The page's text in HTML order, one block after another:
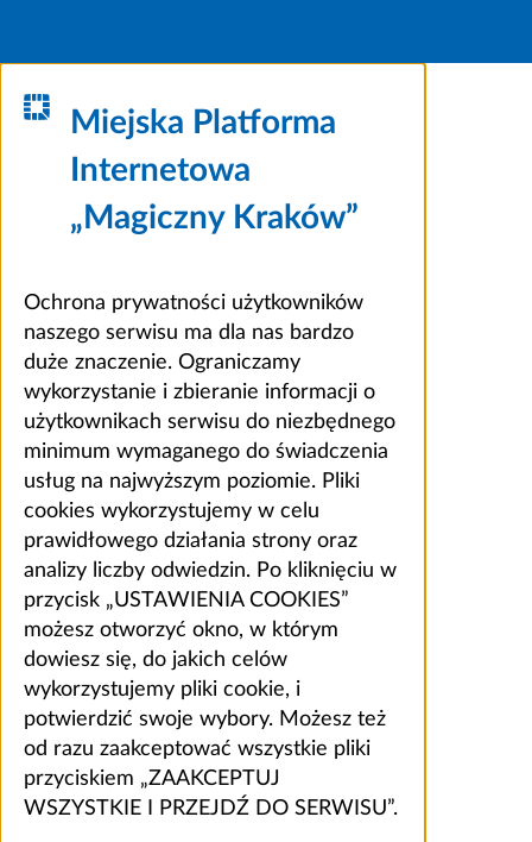
Miejska Platforma
Internetowa
„Magiczny Kraków”
Ochrona prywatności użytkowników
naszego serwisu ma dla nas bardzo
duże znaczenie. Ograniczamy
wykorzystanie i zbieranie informacji o
użytkownikach serwisu do niezbędnego
minimum wymaganego do świadczenia
usług na najwyższym poziomie. Pliki
cookies wykorzystujemy w celu
prawidłowego działania strony oraz
analizy liczby odwiedzin. Po kliknięciu w
przycisk „USTAWIENIA COOKIES”
możesz otworzyć okno, w którym
dowiesz się, do jakich celów
wykorzystujemy pliki cookie, i
potwierdzić swoje wybory. Możesz też
od razu zaakceptować wszystkie pliki
przyciskiem „ZAAKCEPTUJ
WSZYSTKIE I PRZEJDŹ DO SERWISU”.